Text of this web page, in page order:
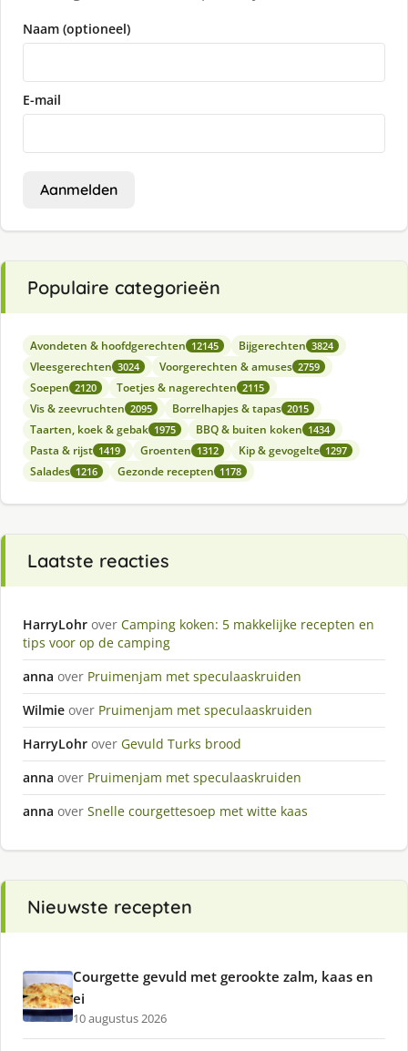
Naam (optioneel)
E-mail
Aanmelden
Populaire categorieën
Avondeten & hoofdgerechten 12145 Bijgerechten 3824
Vleesgerechten 3024 Voorgerechten & amuses 2759
Soepen 2120 Toetjes & nagerechten 2115
Vis & zeevruchten 2095 Borrelhapjes & tapas 2015
Taarten, koek & gebak 1975 BBQ & buiten koken 1434
Pasta & rijst 1419 Groenten 1312 Kip & gevogelte 1297
Salades 1216 Gezonde recepten 1178
Laatste reacties
HarryLohr over Camping koken: 5 makkelijke recepten en
tips voor op de camping
anna over Pruimenjam met speculaaskruiden
Wilmie over Pruimenjam met speculaaskruiden
HarryLohr over Gevuld Turks brood
anna over Pruimenjam met speculaaskruiden
anna over Snelle courgettesoep met witte kaas
Nieuwste recepten
Courgette gevuld met gerookte zalm, kaas en
ei
10 augustus 2026